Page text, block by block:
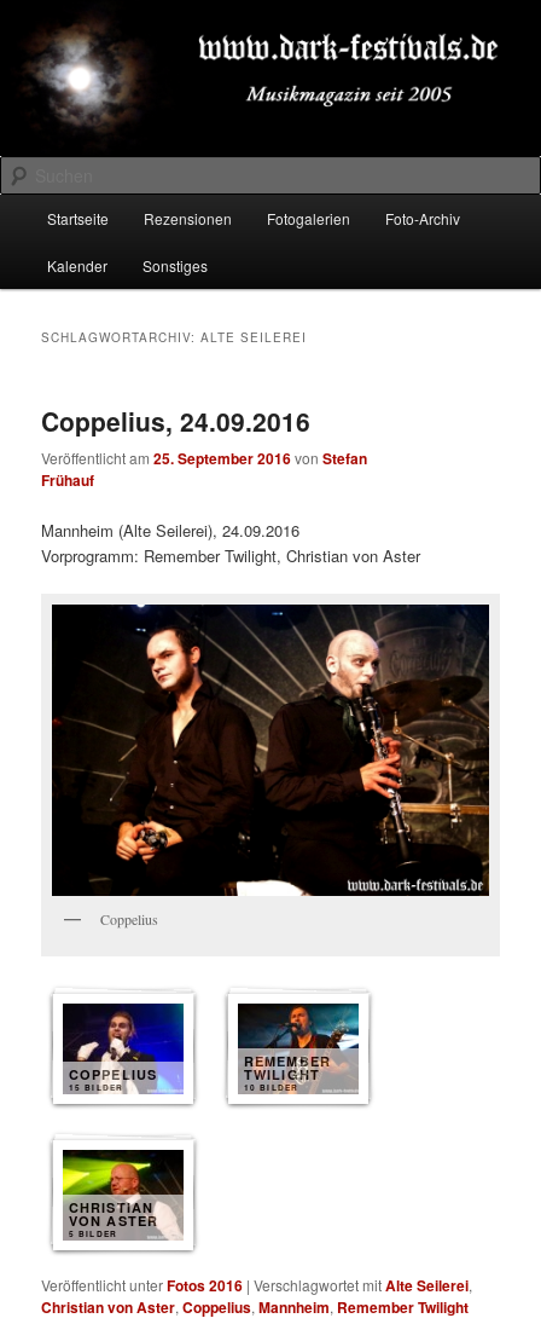
primären
Inhalt
springen
sekundären
Inhalt
springenDARK-FESTIVALS.DE
Suchen
Startseite Rezensionen Fotogalerien Foto-Archiv
Kalender Sonstiges
SCHLAGWORTARCHIV:ALTE SEILEREI
Coppelius, 24.09.2016
Veröffentlicht am25. September 2016vonStefan
Frühauf
Mannheim (Alte Seilerei), 24.09.2016
Vorprogramm: Remember Twilight, Christian von Aster
Coppelius
COPPELIUS
15 BILDER
REMEMBER
TWILIGHT
10 BILDER
CHRISTIAN
VON ASTER
5 BILDER
Veröffentlicht unterFotos 2016 |Verschlagwortet mitAlte Seilerei,
Christian von Aster,Coppelius,Mannheim, Remember Twilight